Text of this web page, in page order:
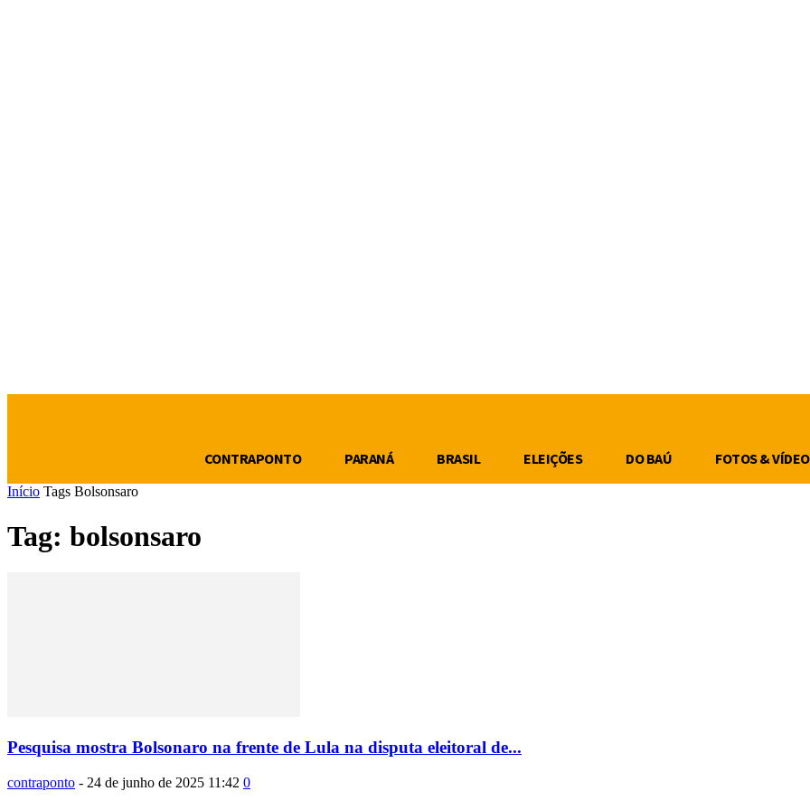
CONTRAPONTO PARANÁ BRASIL ELEIÇÕES DO BAÚ FOTOS &
Início Tags Bolsonsaro
Tag: bolsonsaro
Pesquisa mostra Bolsonaro na frente de Lula na disputa eleitoral de...
contraponto - 24 de junho de 2025 11:42 0